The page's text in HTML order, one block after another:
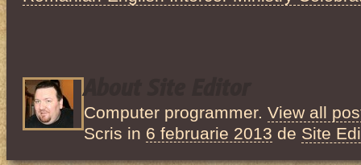
Computer programmer. View all
Scris in 6 februarie 2013 de Site